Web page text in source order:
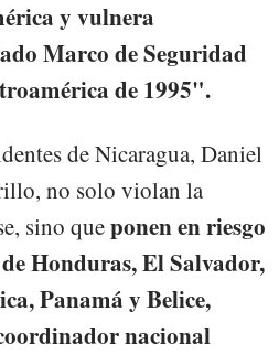
y vulnera
Marco de Seguridad
de 1995".
de Nicaragua, Daniel
no solo violan la
sino queponen en riesgo
Honduras, El Salvador,
Panamá y Belice,
nacional